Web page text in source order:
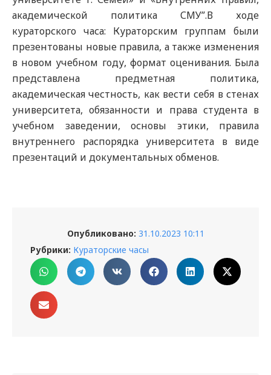
академической политика СМУ”.В ходе
кураторского часа: Кураторским группам были
презентованы новые правила, а также изменения
в новом учебном году, формат оценивания. Была
представлена предметная политика,
академическая честность, как вести себя в стенах
университета, обязанности и права студента в
учебном заведении, основы этики, правила
внутреннего распорядка университета в виде
презентаций и документальных обменов.
Опубликовано: 31.10.2023 10:11
Рубрики: Кураторские часы